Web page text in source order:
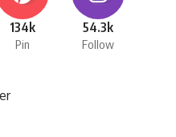
134k
Pin
54.3k
Follow